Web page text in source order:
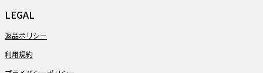
LEGAL
返品ポリシー
利用規約